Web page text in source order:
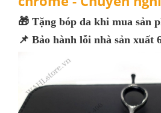
🎁 Tặng bóp da khi mua sản
📌 Bảo hành lỗi nhà sản xuất